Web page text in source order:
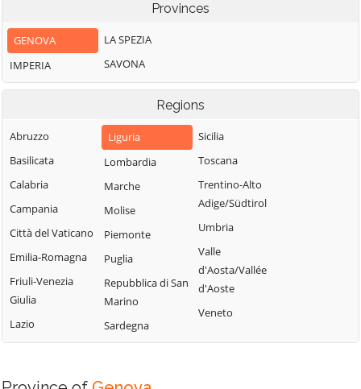
Provinces
GENOVA
IMPERIA
LA SPEZIA
SAVONA
Regions
Abruzzo
Basilicata
Calabria
Campania
Città del Vaticano
Emilia-Romagna
Friuli-Venezia
Giulia
Lazio
Liguria
Lombardia
Marche
Molise
Piemonte
Puglia
Repubblica di San
Marino
Sardegna
Sicilia
Toscana
Trentino-Alto
Adige/Südtirol
Umbria
Valle
d'Aosta/Vallée
d'Aoste
Veneto